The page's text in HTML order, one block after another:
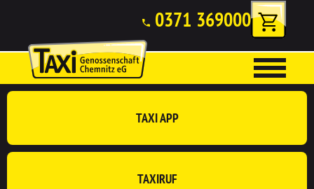
0371 369000
TAXI APP
TAXIRUF